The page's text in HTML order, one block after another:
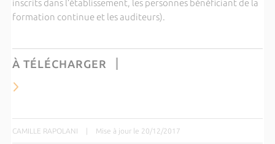
inscrits dans l’établissement, les personnes bénéficiant de la
formation continue et les auditeurs).
À TÉLÉCHARGER
CAMILLE RAPOLANI | Mise à jour le 20/12/2017